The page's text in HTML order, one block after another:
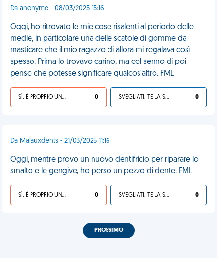
Da anonyme - 08/03/2025 15:16
Oggi, ho ritrovato le mie cose risalenti al periodo delle
medie, in particolare una delle scatole di gomme da
masticare che il mio ragazzo di allora mi regalava così
spesso. Prima lo trovavo carino, ma col senno di poi
penso che potesse significare qualcos'altro. FML
SÌ, È PROPRIO UNA VDM! 0 SVEGLIATI, TE LA SEI CERCATA! 0
Da Malauxdents - 21/03/2025 11:16
Oggi, mentre provo un nuovo dentifricio per riparare lo
smalto e le gengive, ho perso un pezzo di dente. FML
SÌ, È PROPRIO UNA VDM! 0 SVEGLIATI, TE LA SEI CERCATA! 0
PROSSIMO